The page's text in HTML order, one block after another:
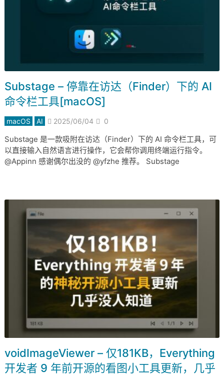
Substage – 停靠在访达（Finder）下的 AI
命令栏工具[macOS]
macOS AI 2025/06/04 0
Substage 是一款吸附在访达（Finder）下的 AI 命令栏工具，可
以直接输入自然语言进行操作，它会帮你调用终端运行指令。
@Appinn 感谢偶尔出没的 @yfzhe 推荐。 Substage
voidImageViewer – 仅181KB，Everything
开发者 9 年前开源的看图小工具更新，几乎